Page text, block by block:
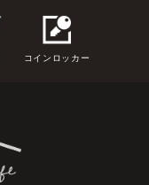
コインロッカー